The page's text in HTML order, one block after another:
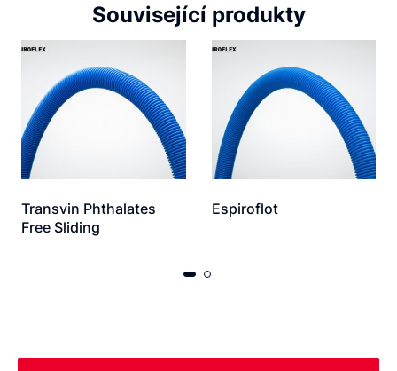
Související produkty
Transvin Phthalates
Free Sliding
Espiroflot